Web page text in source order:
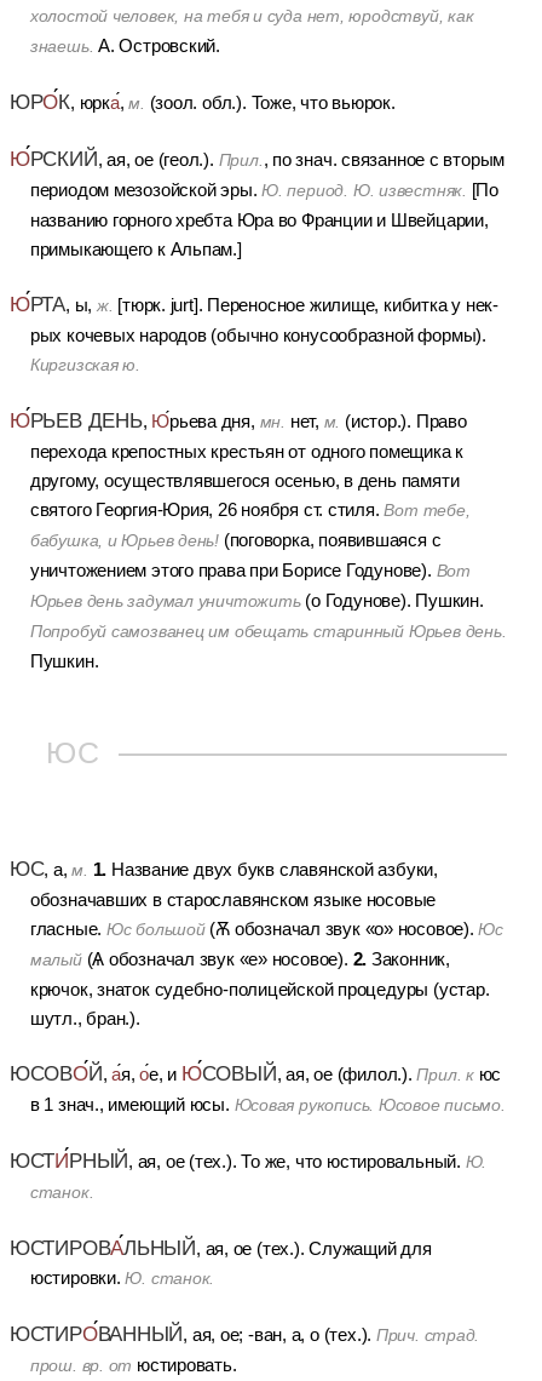
холостой человек, на тебя и суда нет, юродствуй, как
знаешь. А. Островский.
ЮРОК, юрка,м. (зоол. обл.). Тоже, что вьюрок.
ЮРСКИЙ, ая, ое (геол.). Прил. , по знач. связанное с вторым
периодом мезозойской эры. Ю. период. Ю. известняк.
[По
названию горного хребта Юра во Франции и Швейцарии,
примыкающего к Альпам.]
ЮРТА, ы, ж. [тюрк. jurt]. Переносное жилище, кибитка у нек-
рых кочевых народов (обычно конусообразной формы).
Киргизская ю.
ЮРЬЕВ ДЕНЬ, Юрьева дня, мн. нет, м. (истор.). Право
перехода крепостных крестьян от одного помещика к
другому, осуществлявшегося осенью, в день памяти
святого Георгия-Юрия, 26 ноября ст. стиля. Вот тебе,
бабушка, и Юрьев день! (поговорка, появившаяся с
уничтожением этого права при Борисе Годунове). Вот
Юрьев день задумал уничтожить(о Годунове). Пушкин.
Попробуй самозванец им обещать старинный Юрьев день.
Пушкин.
ЮС
ЮС, а,м. 1. Название двух букв славянской азбуки,
обозначавших в старославянском языке носовые
гласные. Юс большой(Ѫ обозначал звук «о» носовое).Юс
малый(Ѧ обозначал звук «е» носовое). 2. Законник,
крючок, знаток судебно-полицейской процедуры (устар.
шутл., бран.).
ЮСОВОЙ,ая,ое, и ЮСОВЫЙ, ая, ое (филол.).Прил. кюс
в 1 знач., имеющий юсы. Юсовая рукопись. Юсовое письмо.
ЮСТИРНЫЙ, ая, ое (тех.).То же, что юстировальный. Ю.
станок.
ЮСТИРОВАЛЬНЫЙ, ая, ое (тех.).Служащий для
юстировки. Ю. станок.
ЮСТИРОВАННЫЙ, ая, ое; -ван, а, о (тех.). Прич. страд.
прош. вр. от юстировать.